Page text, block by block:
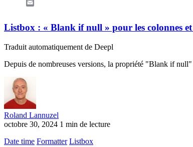
Listbox : « Blank if null » pour les colonnes
Traduit automatiquement de Deepl
Depuis de nombreuses versions, la propriété "Blank if
Roland Lannuzel
octobre 30, 2024 1 min de lecture
Date time Formatter Listbox